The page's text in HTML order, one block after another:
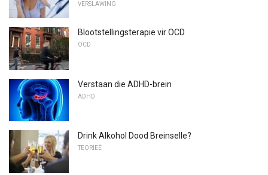
VERSLAWING
Blootstellingsterapie vir OCD
OCD
Verstaan ​​die ADHD-brein
ADHD
Drink Alkohol Dood Breinselle?
TEORIEË